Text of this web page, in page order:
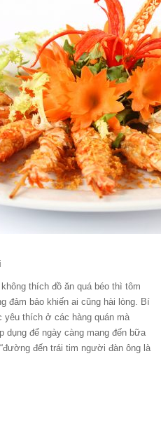
thích đồ ăn quá béo thì tôm
đảm bảo khiến ai cũng hài lòng. Bí
yêu thích ở các hàng quán mà
dụng để ngày càng mang đến bữa
đến trái tim người đàn ông là